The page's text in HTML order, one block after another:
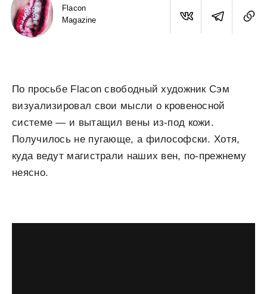
Flacon
Magazine
По просьбе Flacon свободный художник Сэм
визуализировал свои мысли о кровеносной
системе — и вытащил вены из-под кожи.
Получилось не пугающе, а философски. Хотя,
куда ведут магистрали наших вен, по-прежнему
неясно.